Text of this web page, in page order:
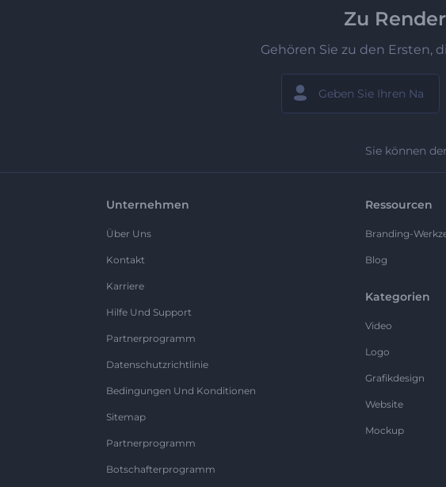
Zu
Gehören Sie zu den Ersten,
Sie können
Unternehmen
Über Uns
Kontakt
Karriere
Hilfe Und Support
Partnerprogramm
Datenschutzrichtlinie
Bedingungen Und Konditionen
Sitemap
Partnerprogramm
Botschafterprogramm
Ressourcen
Branding-
Blog
Kategorien
Video
Logo
Grafikdesign
Website
Mockup